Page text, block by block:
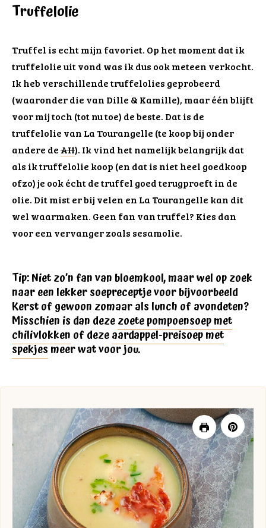
Truffelolie
Truffel is echt mijn favoriet. Op het moment dat ik
truffelolie uit vond was ik dus ook meteen verkocht.
Ik heb verschillende truffelolies geprobeerd
(waaronder die van Dille & Kamille), maar één blijft
voor mij toch (tot nu toe) de beste. Dat is de
truffelolie van La Tourangelle (te koop bij onder
andere deAH). Ik vind het namelijk belangrijk dat
als ik truffelolie koop (en dat is niet heel goedkoop
ofzo) je ook écht de truffel goed terugproeft in de
olie. Dit mist er bij velen en La Tourangelle kan dit
wel waarmaken. Geen fan van truffel? Kies dan
voor een vervanger zoals sesamolie.
Tip: Niet zo’n fan van bloemkool, maar wel op zoek
naar een lekker soepreceptje voor bijvoorbeeld
Kerst of gewoon zomaar als lunch of avondeten?
Misschien is dan dezezoete pompoensoep met
chilivlokken of dezeaardappel-preisoep met
spekjesmeer wat voor jou.